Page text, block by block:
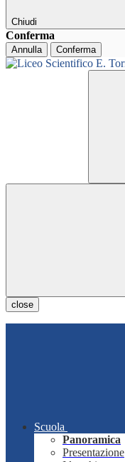
Chiudi
Conferma
Annulla Conferma
close
Scuola
Panoramica
Presentazione